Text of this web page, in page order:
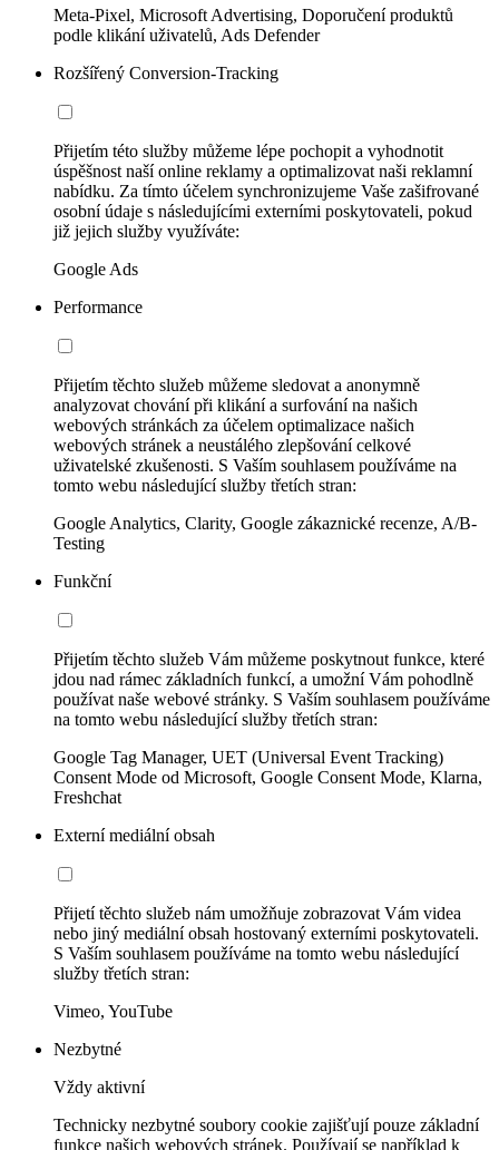
Meta-Pixel, Microsoft Advertising, Doporučení produktů
podle klikání uživatelů, Ads Defender
Rozšířený Conversion-Tracking
Přijetím této služby můžeme lépe pochopit a vyhodnotit
úspěšnost naší online reklamy a optimalizovat naši reklamní
nabídku. Za tímto účelem synchronizujeme Vaše zašifrované
osobní údaje s následujícími externími poskytovateli, pokud
již jejich služby využíváte:
Google Ads
Performance
Přijetím těchto služeb můžeme sledovat a anonymně
analyzovat chování při klikání a surfování na našich
webových stránkách za účelem optimalizace našich
webových stránek a neustálého zlepšování celkové
uživatelské zkušenosti. S Vaším souhlasem používáme na
tomto webu následující služby třetích stran:
Google Analytics, Clarity, Google zákaznické recenze, A/B-
Testing
Funkční
Přijetím těchto služeb Vám můžeme poskytnout funkce, které
jdou nad rámec základních funkcí, a umožní Vám pohodlně
používat naše webové stránky. S Vaším souhlasem používáme
na tomto webu následující služby třetích stran:
Google Tag Manager, UET (Universal Event Tracking)
Consent Mode od Microsoft, Google Consent Mode, Klarna,
Freshchat
Externí mediální obsah
Přijetí těchto služeb nám umožňuje zobrazovat Vám videa
nebo jiný mediální obsah hostovaný externími poskytovateli.
S Vaším souhlasem používáme na tomto webu následující
služby třetích stran:
Vimeo, YouTube
Nezbytné
Vždy aktivní
Technicky nezbytné soubory cookie zajišťují pouze základní
funkce našich webových stránek. Používají se například k